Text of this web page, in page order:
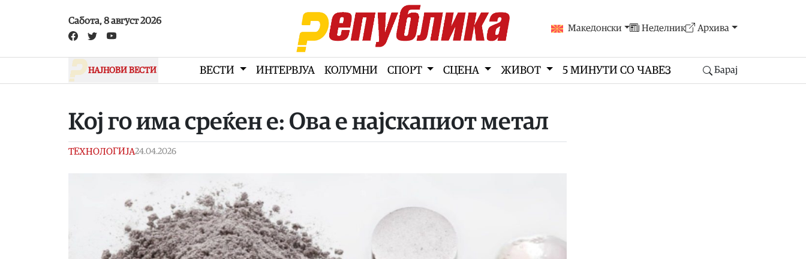
Сабота, 8 август 2026
Македонски Неделник Архива
НАЈНОВИ ВЕСТИ ВЕСТИ ИНТЕРВЈУА КОЛУМНИ СПОРТ СЦЕНА ЖИВОТ 5 МИНУТИ СО ЧАВЕЗ Барај
Koj го има среќен е: Ова е најскапиот метал
ТЕХНОЛОГИЈА24.04.2026